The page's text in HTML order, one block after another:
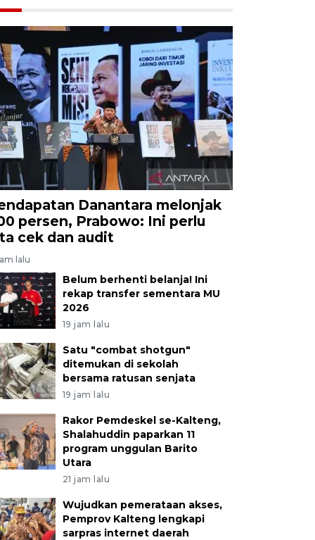
Danantara melonjak
persen, Prabowo: Ini perlu
cek dan audit
lalu
Belum berhenti belanja! Ini
rekap transfer sementara MU
2026
19 jam lalu
Satu "combat shotgun"
ditemukan di sekolah
bersama ratusan senjata
19 jam lalu
Rakor Pemdeskel se-Kalteng,
Shalahuddin paparkan 11
program unggulan Barito
Utara
21 jam lalu
Wujudkan pemerataan akses,
Pemprov Kalteng lengkapi
sarpras internet daerah